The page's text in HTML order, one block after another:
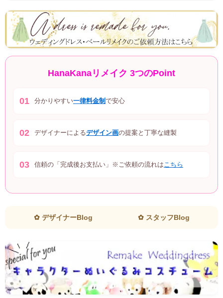
HanaKanaリメイク 3つのPoint
01 分かりやすい一律料金制 で安心
02 デザイナーによるデザイン画の提案と丁寧な縫製
03 信頼の「完成後お支払い」※ご依頼の流れはこちら
✿ デザイナーBlog ✿ スタッフBlog